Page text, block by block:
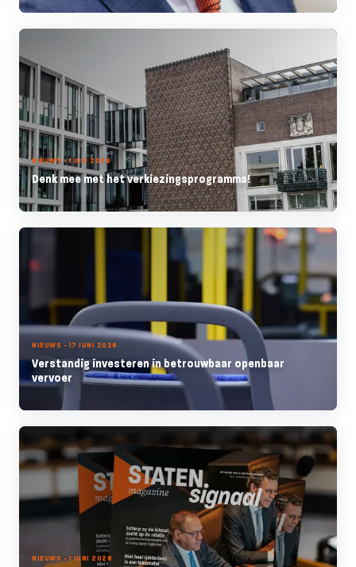
NIEUWS - 1 JULI 2026
Denk mee met het verkiezingsprogramma!
NIEUWS - 17 JUNI 2026
Verstandig investeren in betrouwbaar openbaar
vervoer
NIEUWS - 1 JUNI 2026